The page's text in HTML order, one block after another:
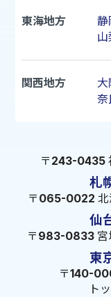
東海地方 静
山
関西地方 大
奈
〒243-0435
札
〒065-0022 北
仙
〒983-0833 宮
東
〒140-
ト